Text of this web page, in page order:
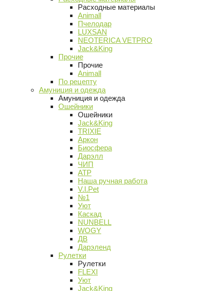
Расходные материалы
Animall
Пчелодар
LUXSAN
NEOTERICA VETPRO
Jack&King
Прочие
Прочие
Animall
По рецепту
Амуниция и одежда
Амуниция и одежда
Ошейники
Ошейники
Jack&King
TRIXIE
Аркон
Биосфера
Дарэлл
ЧИП
АТР
Наша ручная работа
V.I.Pet
№1
Уют
Каскад
NUNBELL
WOGY
ДВ
Дарэленд
Рулетки
Рулетки
FLEXI
Уют
Jack&King